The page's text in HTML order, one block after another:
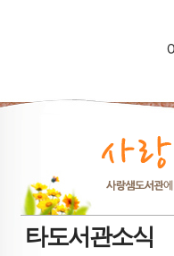
타도서관소식